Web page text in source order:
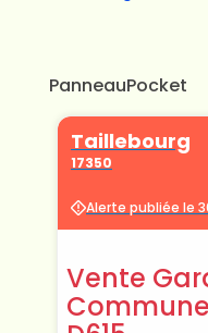
PanneauPocket